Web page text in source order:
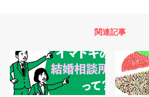
関連記事